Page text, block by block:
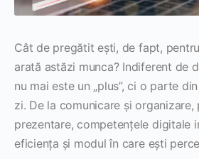
Cât de pregătit ești, de fapt,
arată astăzi munca? Indiferent de
nu mai este un „plus”, ci o parte
zi. De la comunicare și organizare,
prezentare, competențele digitale
eficiența și modul în care ești